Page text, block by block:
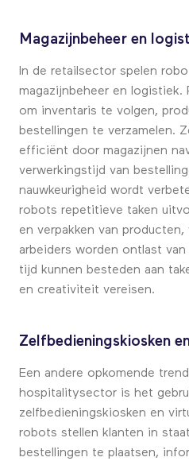
Magazijnbeheer en
In de retailsector spelen
magazijnbeheer en
om inventaris te volgen,
bestellingen te verzamelen.
efficiënt door magazijnen
verwerkingstijd van
nauwkeurigheid wordt
robots repetitieve taken
en verpakken van producten,
arbeiders worden ontlast
tijd kunnen besteden aan
en creativiteit vereisen.
Zelfbedieningskiosken
Een andere opkomende
hospitalitysector is het
zelfbedieningskiosken en
robots stellen klanten in
bestellingen te plaatsen,